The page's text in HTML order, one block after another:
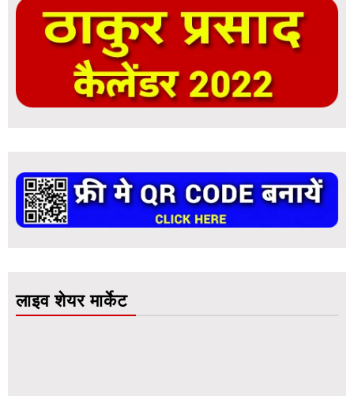
लाइव शेयर मार्केट